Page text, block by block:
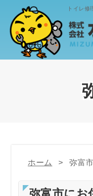
トイレ修
ホーム 弥富市
弥富市にお